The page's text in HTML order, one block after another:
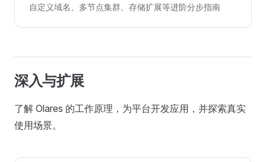
自定义域名、多节点集群、存储扩展等进阶分步指南
深入与扩展
了解 Olares 的工作原理，为平台开发应用，并探索真实
使用场景。